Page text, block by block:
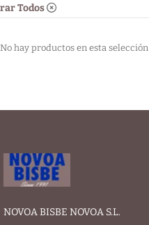
rar Todos
No hay productos en esta selección
NOVOA BISBE NOVOA S.L.